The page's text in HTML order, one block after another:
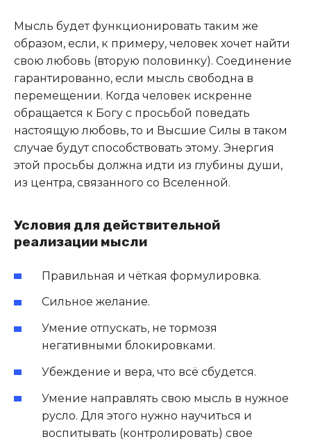
Мысль будет функционировать таким же
образом, если, к примеру, человек хочет найти
свою любовь (вторую половинку). Соединение
гарантированно, если мысль свободна в
перемещении. Когда человек искренне
обращается к Богу с просьбой поведать
настоящую любовь, то и Высшие Силы в таком
случае будут способствовать этому. Энергия
этой просьбы должна идти из глубины души,
из центра, связанного со Вселенной.
Условия для действительной
реализации мысли
Правильная и чёткая формулировка.
Сильное желание.
Умение отпускать, не тормозя
негативными блокировками.
Убеждение и вера, что всё сбудется.
Умение направлять свою мысль в нужное
русло. Для этого нужно научиться и
воспитывать (контролировать) свое